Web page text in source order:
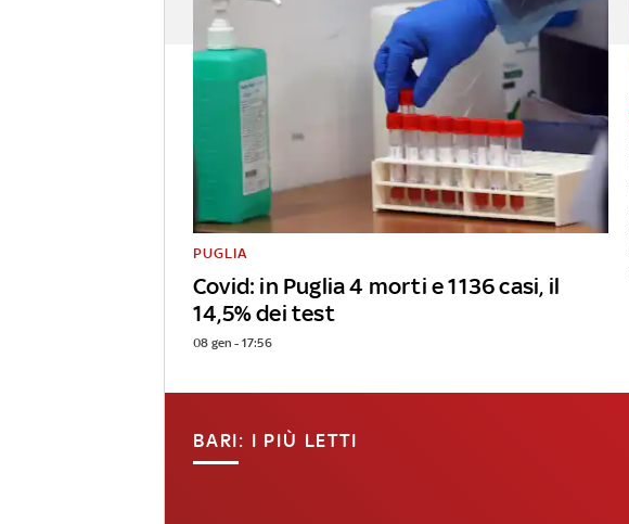
Covid: in Puglia 4 morti e 1136 casi, il
14,5% dei test
PUGLIA
08 gen - 17:56
BARI: I PIÙ LETTI